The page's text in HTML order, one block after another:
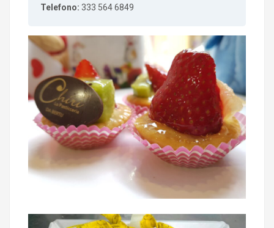
Telefono: 333 564 6849